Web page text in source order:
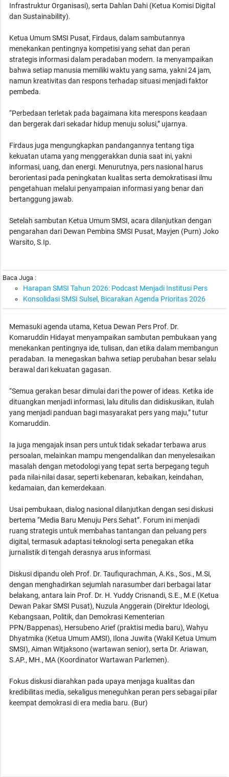
Infrastruktur Organisasi), serta Dahlan Dahi (Ketua Komisi Digital
dan Sustainability).
Ketua Umum SMSI Pusat, Firdaus, dalam sambutannya
menekankan pentingnya kompetisi yang sehat dan peran
strategis informasi dalam peradaban modern. Ia menyampaikan
bahwa setiap manusia memiliki waktu yang sama, yakni 24 jam,
namun kreativitas dan respons terhadap situasi menjadi faktor
pembeda.
“Perbedaan terletak pada bagaimana kita merespons keadaan
dan bergerak dari sekadar hidup menuju solusi,” ujarnya.
Firdaus juga mengungkapkan pandangannya tentang tiga
kekuatan utama yang menggerakkan dunia saat ini, yakni
informasi, uang, dan energi. Menurutnya, pers nasional harus
berorientasi pada peningkatan kualitas serta demokratisasi ilmu
pengetahuan melalui penyampaian informasi yang benar dan
bertanggung jawab.
Setelah sambutan Ketua Umum SMSI, acara dilanjutkan dengan
pengarahan dari Dewan Pembina SMSI Pusat, Mayjen (Purn) Joko
Warsito, S.Ip.
Baca Juga :
Harapan SMSI Tahun 2026: Podcast Menjadi Institusi Pers
Konsolidasi SMSI Sulsel, Bicarakan Agenda Prioritas 2026
Memasuki agenda utama, Ketua Dewan Pers Prof. Dr.
Komaruddin Hidayat menyampaikan sambutan pembukaan yang
menekankan pentingnya ide, tulisan, dan etika dalam membangun
peradaban. Ia menegaskan bahwa setiap perubahan besar selalu
berawal dari kekuatan gagasan.
“Semua gerakan besar dimulai dari the power of ideas. Ketika ide
dituangkan menjadi informasi, lalu ditulis dan didiskusikan, itulah
yang menjadi panduan bagi masyarakat pers yang maju,” tutur
Komaruddin.
Ia juga mengajak insan pers untuk tidak sekadar terbawa arus
persoalan, melainkan mampu mengendalikan dan menyelesaikan
masalah dengan metodologi yang tepat serta berpegang teguh
pada nilai-nilai dasar, seperti kebenaran, kebaikan, keindahan,
kedamaian, dan kemerdekaan.
Usai pembukaan, dialog nasional dilanjutkan dengan sesi diskusi
bertema “Media Baru Menuju Pers Sehat”. Forum ini menjadi
ruang strategis untuk membahas tantangan dan peluang pers
digital, termasuk adaptasi teknologi serta penegakan etika
jurnalistik di tengah derasnya arus informasi.
Diskusi dipandu oleh Prof. Dr. Taufiqurachman, A.Ks., Sos., M.Si,
dengan menghadirkan sejumlah narasumber dari berbagai latar
belakang, antara lain Prof. Dr. H. Yuddy Crisnandi, S.E., M.E (Ketua
Dewan Pakar SMSI Pusat), Nuzula Anggerain (Direktur Ideologi,
Kebangsaan, Politik, dan Demokrasi Kementerian
PPN/Bappenas), Hersubeno Arief (praktisi media baru), Wahyu
Dhyatmika (Ketua Umum AMSI), Ilona Juwita (Wakil Ketua Umum
SMSI), Aiman Witjaksono (wartawan senior), serta Dr. Ariawan,
S.AP., MH., MA (Koordinator Wartawan Parlemen).
Fokus diskusi diarahkan pada upaya menjaga kualitas dan
kredibilitas media, sekaligus meneguhkan peran pers sebagai pilar
keempat demokrasi di era media baru. (Bur)